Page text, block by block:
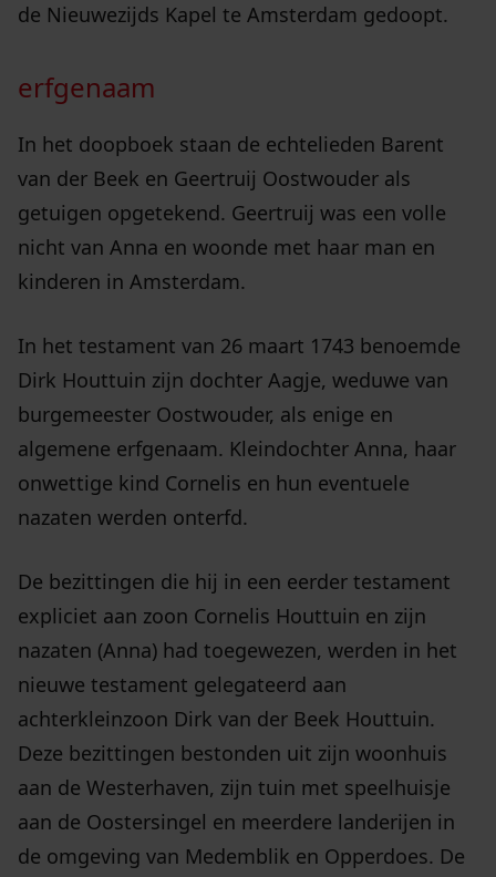
de Nieuwezijds Kapel te Amsterdam gedoopt.
erfgenaam
In het doopboek staan de echtelieden Barent
van der Beek en Geertruij Oostwouder als
getuigen opgetekend. Geertruij was een volle
nicht van Anna en woonde met haar man en
kinderen in Amsterdam.
In het testament van 26 maart 1743 benoemde
Dirk Houttuin zijn dochter Aagje, weduwe van
burgemeester Oostwouder, als enige en
algemene erfgenaam. Kleindochter Anna, haar
onwettige kind Cornelis en hun eventuele
nazaten werden onterfd.
De bezittingen die hij in een eerder testament
expliciet aan zoon Cornelis Houttuin en zijn
nazaten (Anna) had toegewezen, werden in het
nieuwe testament gelegateerd aan
achterkleinzoon Dirk van der Beek Houttuin.
Deze bezittingen bestonden uit zijn woonhuis
aan de Westerhaven, zijn tuin met speelhuisje
aan de Oostersingel en meerdere landerijen in
de omgeving van Medemblik en Opperdoes. De